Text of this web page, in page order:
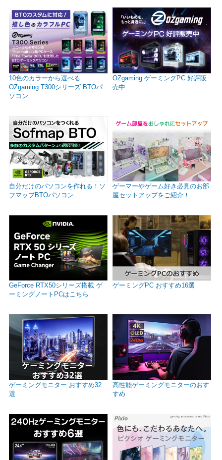
10色のカラーから選べる
OZgaming T300シリーズ BTOパ
ソコン
OZgaming ゲーミングPC 好評販
売中
自分だけのパソコンを作れる！ソ
フマップBTOパソコン
ゲーマーやゲーム好き必見のお部
屋セットアップをご紹介！
GeForce RTX50シリーズ搭載 ゲ
ーミングノートPCはこちら
ゲーミングPC おすすめ16選
ゲーミングモニター おすすめ32
選
高性能ゲーミングモニターのおす
すめ